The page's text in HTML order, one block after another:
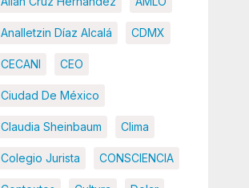
Analletzin Díaz Alcalá CDMX
CECANI CEO
Ciudad De México
Claudia Sheinbaum Clima
Colegio Jurista CONSCIENCIA